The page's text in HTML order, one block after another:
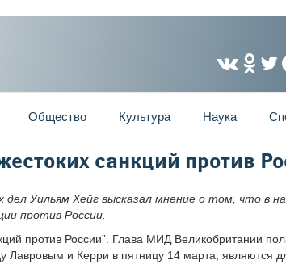
Общество Культура Наука
санкций против
Уильям Хейг высказал мнение о том, что в
против России.
против России”. Глава МИД Великобритании
Лавровым и Керри в пятницу 14 марта, являются